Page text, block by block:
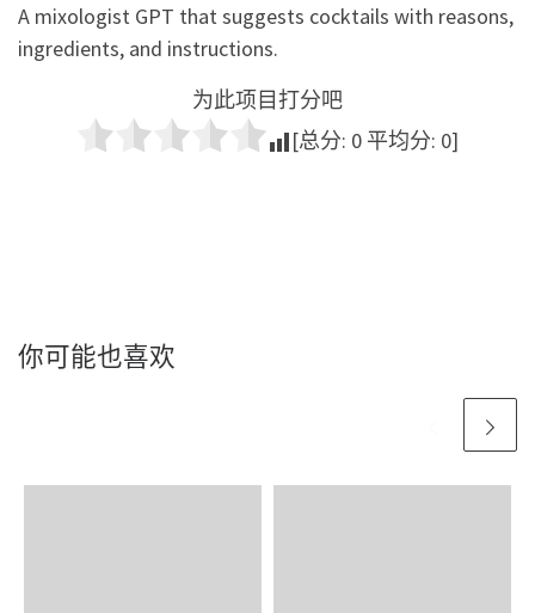
A mixologist GPT that suggests cocktails with reasons,
ingredients, and instructions.
为此项目打分吧
[总分: 0 平均分: 0]
你可能也喜欢